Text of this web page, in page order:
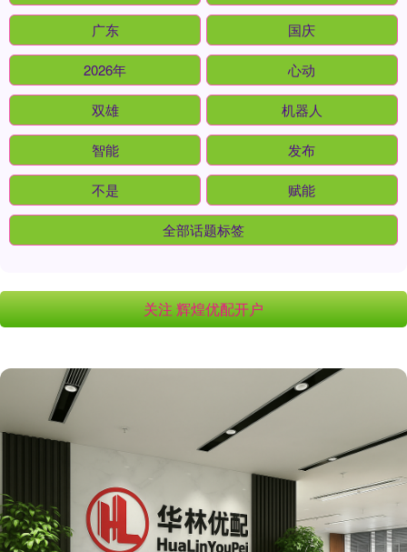
广东 国庆
2026年 心动
双雄 机器人
智能 发布
不是 赋能
全部话题标签
关注 辉煌优配开户